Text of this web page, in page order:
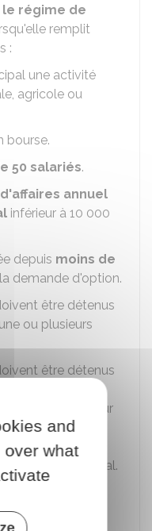
régime de
remplit
:
une activité
agricole ou
bourse.
50 salariés.
annuel
inférieur à 10 000
depuis moins de
demande d'option.
être détenus
ou plusieurs
être détenus
président, directeur
de
directoire ou
de leur foyer fiscal.
renouvelée.
and
what